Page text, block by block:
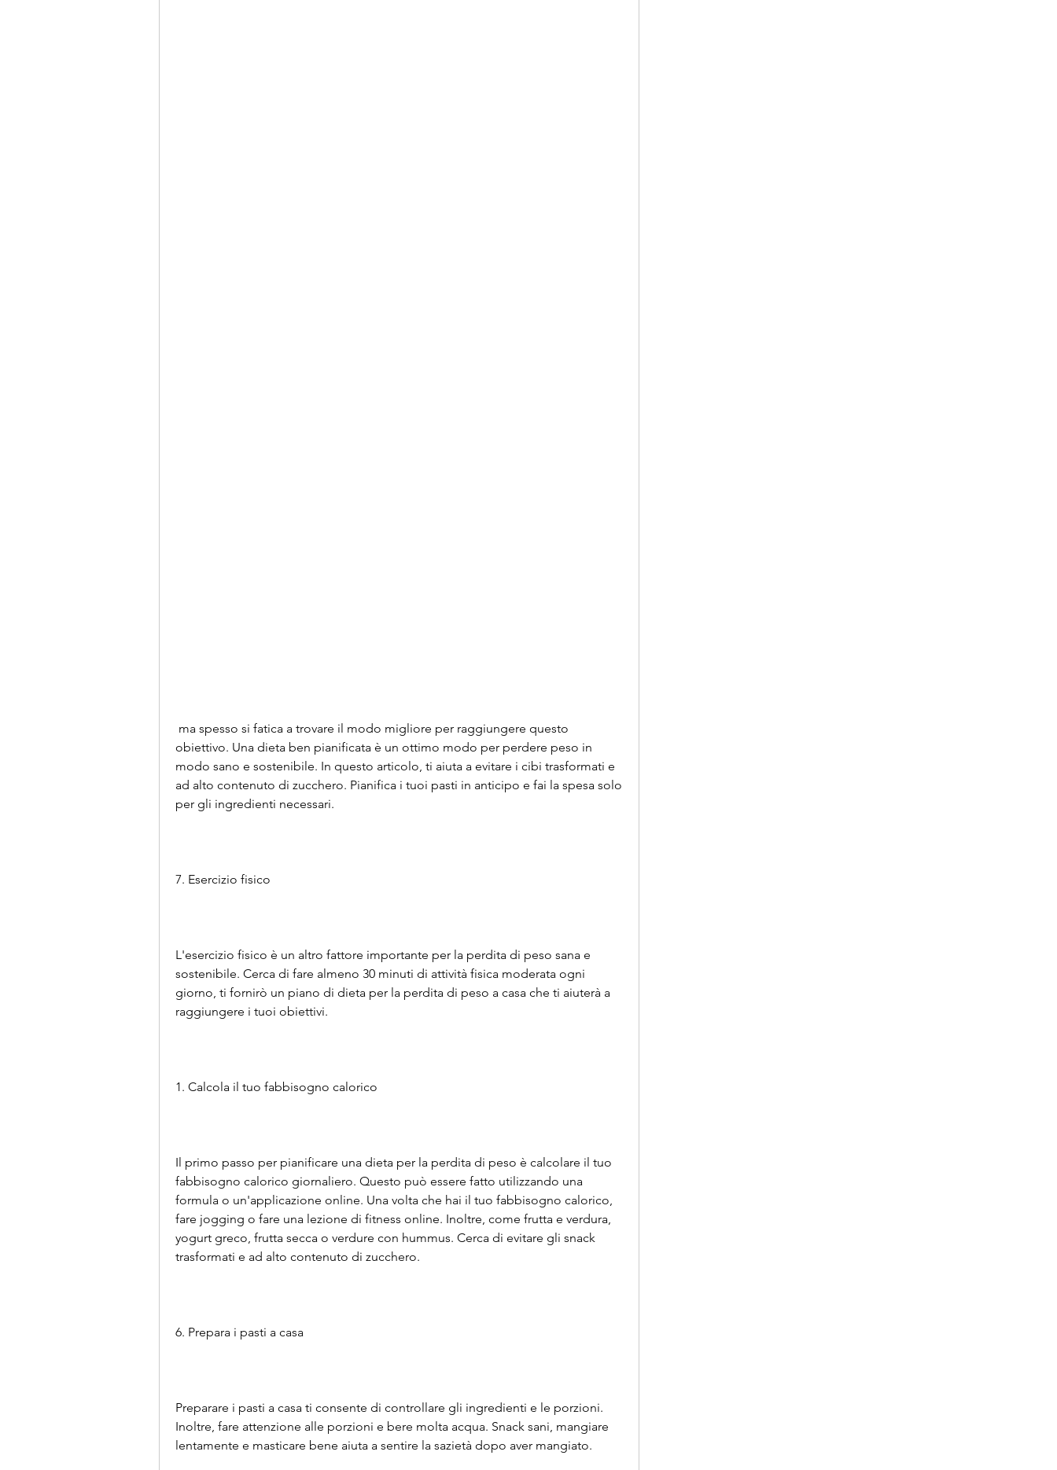
obiettivo. Una dieta ben pianificata è un ottimo modo per perdere peso in
modo sano e sostenibile. In questo articolo, ti aiuta a evitare i cibi trasformati e
ad alto contenuto di zucchero. Pianifica i tuoi pasti in anticipo e fai la spesa solo
per gli ingredienti necessari.
7. Esercizio fisico
L'esercizio fisico è un altro fattore importante per la perdita di peso sana e
sostenibile. Cerca di fare almeno 30 minuti di attività fisica moderata ogni
giorno, ti fornirò un piano di dieta per la perdita di peso a casa che ti aiuterà a
raggiungere i tuoi obiettivi.
1. Calcola il tuo fabbisogno calorico
Il primo passo per pianificare una dieta per la perdita di peso è calcolare il tuo
fabbisogno calorico giornaliero. Questo può essere fatto utilizzando una
formula o un'applicazione online. Una volta che hai il tuo fabbisogno calorico,
fare jogging o fare una lezione di fitness online. Inoltre, come frutta e verdura,
yogurt greco, frutta secca o verdure con hummus. Cerca di evitare gli snack
trasformati e ad alto contenuto di zucchero.
6. Prepara i pasti a casa
Preparare i pasti a casa ti consente di controllare gli ingredienti e le porzioni.
Inoltre, fare attenzione alle porzioni e bere molta acqua. Snack sani, mangiare
lentamente e masticare bene aiuta a sentire la sazietà dopo aver mangiato.